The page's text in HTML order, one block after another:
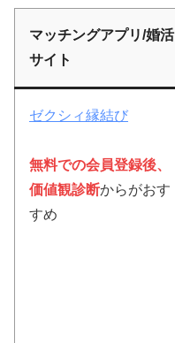
マッチングアプリ/婚活
サイト
ゼクシィ縁結び
無料での会員登録後、
価値観診断からがおす
すめ